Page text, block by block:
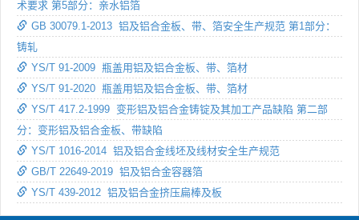
术要求 第5部分：亲水铝箔
GB 30079.1-2013 铝及铝合金板、带、箔安全生产规范 第1部分：
铸轧
YS/T 91-2009 瓶盖用铝及铝合金板、带、箔材
YS/T 91-2020 瓶盖用铝及铝合金板、带、箔材
YS/T 417.2-1999 变形铝及铝合金铸锭及其加工产品缺陷 第二部
分：变形铝及铝合金板、带缺陷
YS/T 1016-2014 铝及铝合金线坯及线材安全生产规范
GB/T 22649-2019 铝及铝合金容器箔
YS/T 439-2012 铝及铝合金挤压扁棒及板